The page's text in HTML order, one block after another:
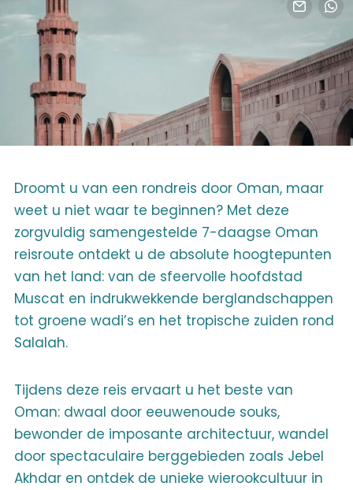
Droomt u van een rondreis door Oman, maar
weet u niet waar te beginnen? Met deze
zorgvuldig samengestelde 7-daagse Oman
reisroute ontdekt u de absolute hoogtepunten
van het land: van de sfeervolle hoofdstad
Muscat en indrukwekkende berglandschappen
tot groene wadi’s en het tropische zuiden rond
Salalah.
Tijdens deze reis ervaart u het beste van
Oman: dwaal door eeuwenoude souks,
bewonder de imposante architectuur, wandel
door spectaculaire berggebieden zoals Jebel
Akhdar en ontdek de unieke wierookcultuur in